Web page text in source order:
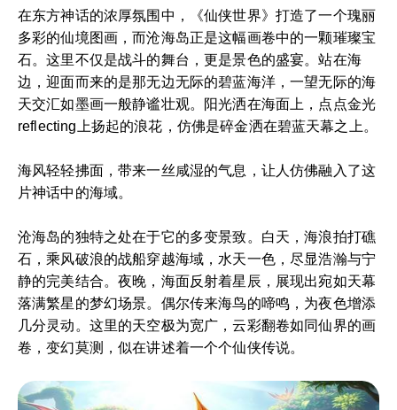
在东方神话的浓厚氛围中，《仙侠世界》打造了一个瑰丽
多彩的仙境图画，而沧海岛正是这幅画卷中的一颗璀璨宝
石。这里不仅是战斗的舞台，更是景色的盛宴。站在海
边，迎面而来的是那无边无际的碧蓝海洋，一望无际的海
天交汇如墨画一般静谧壮观。阳光洒在海面上，点点金光
reflecting上扬起的浪花，仿佛是碎金洒在碧蓝天幕之上。
海风轻轻拂面，带来一丝咸湿的气息，让人仿佛融入了这
片神话中的海域。
沧海岛的独特之处在于它的多变景致。白天，海浪拍打礁
石，乘风破浪的战船穿越海域，水天一色，尽显浩瀚与宁
静的完美结合。夜晚，海面反射着星辰，展现出宛如天幕
落满繁星的梦幻场景。偶尔传来海鸟的啼鸣，为夜色增添
几分灵动。这里的天空极为宽广，云彩翻卷如同仙界的画
卷，变幻莫测，似在讲述着一个个仙侠传说。